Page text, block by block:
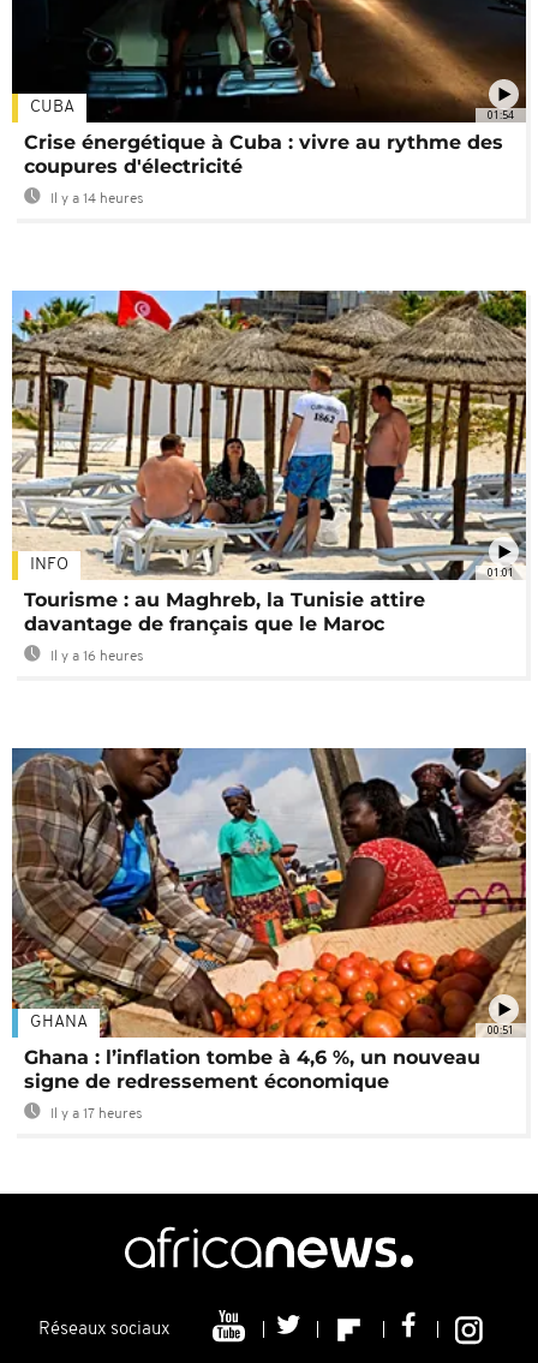
01:54
CUBA
Crise énergétique à Cuba : vivre au rythme des
coupures d'électricité
Il y a 14 heures
01:01
INFO
Tourisme : au Maghreb, la Tunisie attire
davantage de français que le Maroc
Il y a 16 heures
00:51
GHANA
Ghana : l’inflation tombe à 4,6 %, un nouveau
signe de redressement économique
Il y a 17 heures
Réseaux sociaux